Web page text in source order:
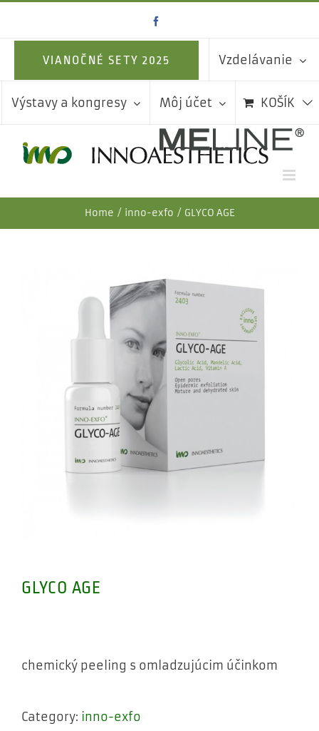
contentVIANOČNÉ SETY 2025 Vzdelávanie
Výstavy a kongresy Môj účet KOŠÍK
Home inno-exfo GLYCO AGE
GLYCO AGE
chemický peeling s omladzujúcim účinkom
Category: inno-exfo